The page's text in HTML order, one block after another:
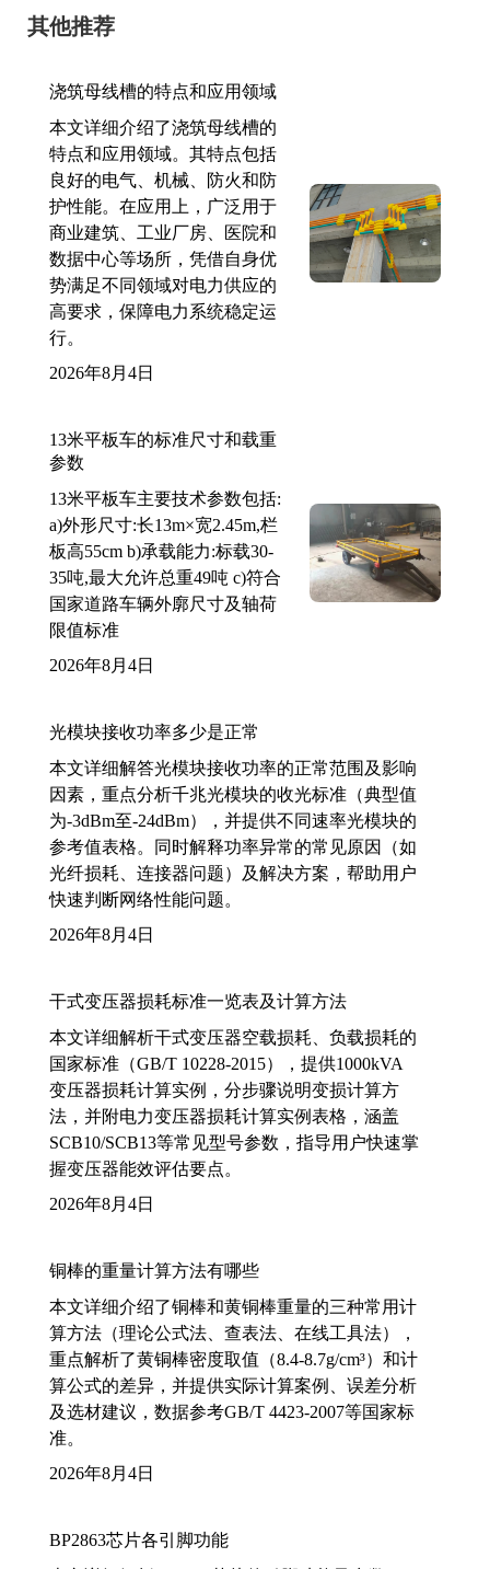
其他推荐
浇筑母线槽的特点和应用领域
本文详细介绍了浇筑母线槽的
特点和应用领域。其特点包括
良好的电气、机械、防火和防
护性能。在应用上，广泛用于
商业建筑、工业厂房、医院和
数据中心等场所，凭借自身优
势满足不同领域对电力供应的
高要求，保障电力系统稳定运
行。
2026年8月4日
13米平板车的标准尺寸和载重
参数
13米平板车主要技术参数包括:
a)外形尺寸:长13m×宽2.45m,栏
板高55cm b)承载能力:标载30-
35吨,最大允许总重49吨 c)符合
国家道路车辆外廓尺寸及轴荷
限值标准
2026年8月4日
光模块接收功率多少是正常
本文详细解答光模块接收功率的正常范围及影响
因素，重点分析千兆光模块的收光标准（典型值
为-3dBm至-24dBm），并提供不同速率光模块的
参考值表格。同时解释功率异常的常见原因（如
光纤损耗、连接器问题）及解决方案，帮助用户
快速判断网络性能问题。
2026年8月4日
干式变压器损耗标准一览表及计算方法
本文详细解析干式变压器空载损耗、负载损耗的
国家标准（GB/T 10228-2015），提供1000kVA
变压器损耗计算实例，分步骤说明变损计算方
法，并附电力变压器损耗计算实例表格，涵盖
SCB10/SCB13等常见型号参数，指导用户快速掌
握变压器能效评估要点。
2026年8月4日
铜棒的重量计算方法有哪些
本文详细介绍了铜棒和黄铜棒重量的三种常用计
算方法（理论公式法、查表法、在线工具法），
重点解析了黄铜棒密度取值（8.4-8.7g/cm³）和计
算公式的差异，并提供实际计算案例、误差分析
及选材建议，数据参考GB/T 4423-2007等国家标
准。
2026年8月4日
BP2863芯片各引脚功能